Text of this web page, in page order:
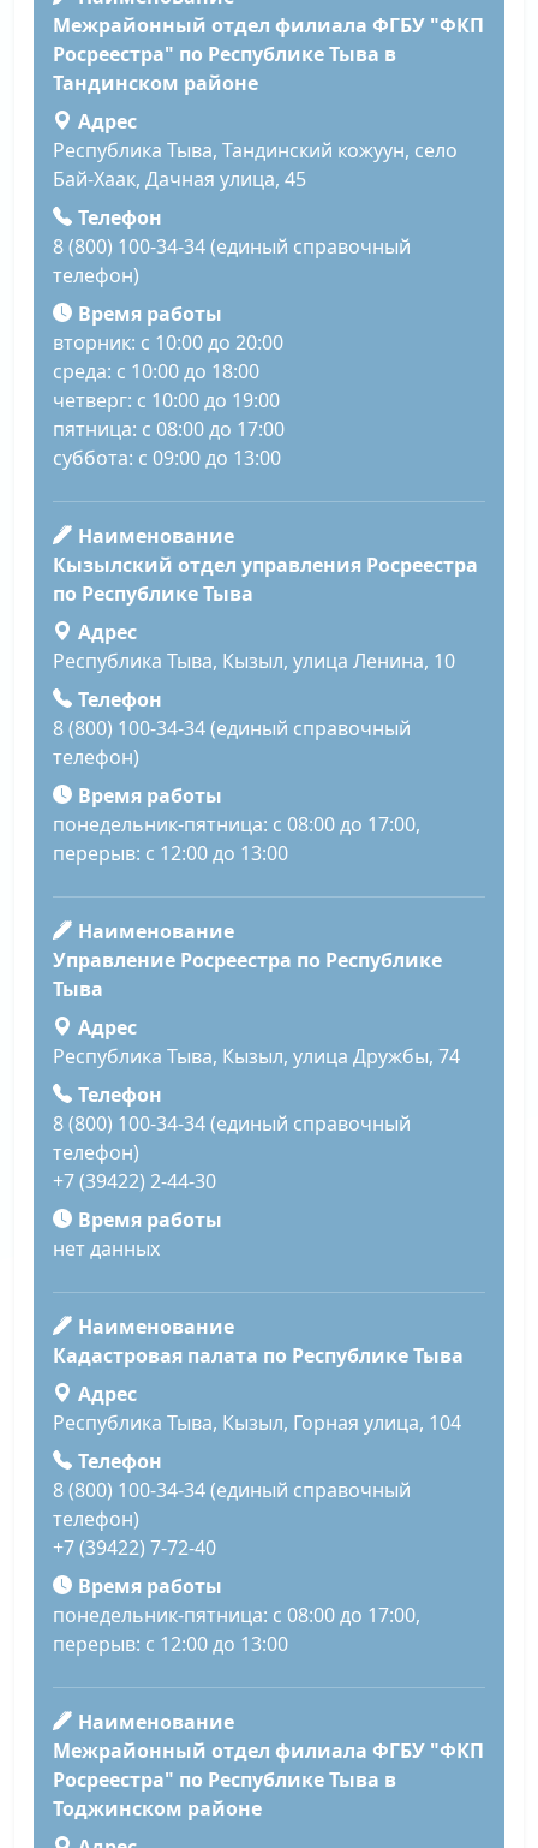
Межрайонный отдел филиала ФГБУ "ФКП
Росреестра" по Республике Тыва в
Тандинском районе
Адрес
Республика Тыва, Тандинский кожуун, село
Бай-Хаак, Дачная улица, 45
Телефон
8 (800) 100-34-34 (единый справочный
телефон)
Время работы
вторник: с 10:00 до 20:00
среда: с 10:00 до 18:00
четверг: с 10:00 до 19:00
пятница: с 08:00 до 17:00
суббота: с 09:00 до 13:00
Наименование
Кызылский отдел управления Росреестра
по Республике Тыва
Адрес
Республика Тыва, Кызыл, улица Ленина, 10
Телефон
8 (800) 100-34-34 (единый справочный
телефон)
Время работы
понедельник-пятница: с 08:00 до 17:00,
перерыв: с 12:00 до 13:00
Наименование
Управление Росреестра по Республике
Тыва
Адрес
Республика Тыва, Кызыл, улица Дружбы, 74
Телефон
8 (800) 100-34-34 (единый справочный
телефон)
+7 (39422) 2-44-30
Время работы
нет данных
Наименование
Кадастровая палата по Республике Тыва
Адрес
Республика Тыва, Кызыл, Горная улица, 104
Телефон
8 (800) 100-34-34 (единый справочный
телефон)
+7 (39422) 7-72-40
Время работы
понедельник-пятница: с 08:00 до 17:00,
перерыв: с 12:00 до 13:00
Наименование
Межрайонный отдел филиала ФГБУ "ФКП
Росреестра" по Республике Тыва в
Тоджинском районе